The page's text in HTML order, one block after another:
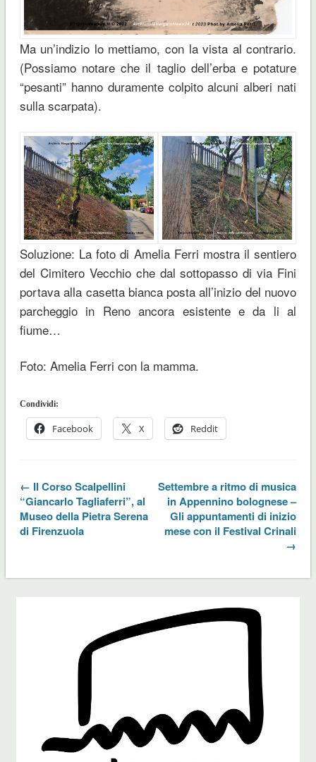
Ma un’indizio lo mettiamo, con la vista al contrario.
(Possiamo notare che il taglio dell’erba e potature
“pesanti” hanno duramente colpito alcuni alberi nati
sulla scarpata).
Soluzione: La foto di Amelia Ferri mostra il sentiero
del Cimitero Vecchio che dal sottopasso di via Fini
portava alla casetta bianca posta all’inizio del nuovo
parcheggio in Reno ancora esistente e da li al
fiume…
Foto: Amelia Ferri con la mamma.
Condividi:
Facebook X Reddit
← Il Corso Scalpellini
“Giancarlo Tagliaferri”, al
Museo della Pietra Serena
di Firenzuola
Settembre a ritmo di musica
in Appennino bolognese –
Gli appuntamenti di inizio
mese con il Festival Crinali
→